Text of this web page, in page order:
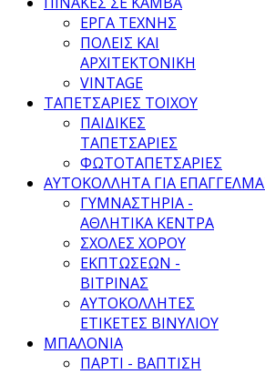
ΕΡΓΑ ΤΕΧΝΗΣ
ΠΟΛΕΙΣ ΚΑΙ
ΑΡΧΙΤΕΚΤΟΝΙΚΗ
VINTAGE
ΤΑΠΕΤΣΑΡΙΕΣ ΤΟΙΧΟΥ
ΠΑΙΔΙΚΕΣ
ΤΑΠΕΤΣΑΡΙΕΣ
ΦΩΤΟΤΑΠΕΤΣΑΡΙΕΣ
ΑΥΤΟΚΟΛΛΗΤΑ ΓΙΑ
ΓΥΜΝΑΣΤΗΡΙΑ -
ΑΘΛΗΤΙΚΑ ΚΕΝΤΡΑ
ΣΧΟΛΕΣ ΧΟΡΟΥ
ΕΚΠΤΩΣΕΩΝ -
ΒΙΤΡΙΝΑΣ
ΑΥΤΟΚΟΛΛΗΤΕΣ
ΕΤΙΚΕΤΕΣ ΒΙΝΥΛΙΟΥ
ΜΠΑΛΟΝΙΑ
ΠΑΡΤΙ - ΒΑΠΤΙΣΗ